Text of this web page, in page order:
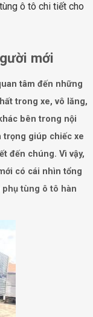
ô tô chi tiết cho
mới
tâm đến những
trong xe, vô lăng,
bên trong nội
trọng giúp chiếc xe
đến chúng. Vì vậy,
có cái nhìn tổng
phụ tùng ô tô hàn